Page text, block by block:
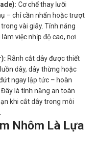
Cơ chế thay lưỡi
– chỉ cần nhấn hoặc trượt
vài giây. Tính năng
việc nhịp độ cao, nơi
Rãnh cắt dây được thiết
dây, dây thừng hoặc
ngay lập tức – hoàn
là tính năng an toàn
khi cắt dây trong môi
Nhôm Là Lựa